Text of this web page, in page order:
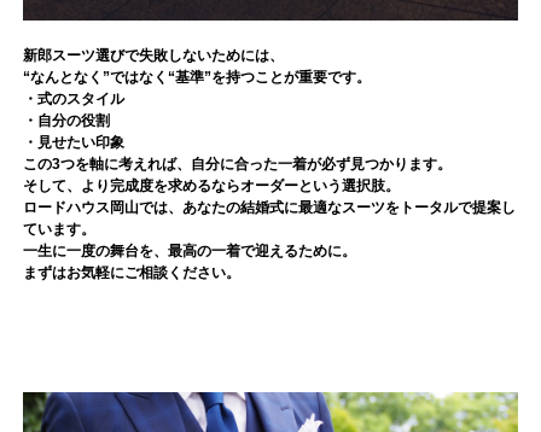
新郎スーツ選びで失敗しないためには、
“なんとなく”ではなく“基準”を持つことが重要です。
・式のスタイル
・自分の役割
・見せたい印象
この3つを軸に考えれば、自分に合った一着が必ず見つかります。
そして、より完成度を求めるならオーダーという選択肢。
ロードハウス岡山では、あなたの結婚式に最適なスーツをトータルで提案し
ています。
一生に一度の舞台を、最高の一着で迎えるために。
まずはお気軽にご相談ください。